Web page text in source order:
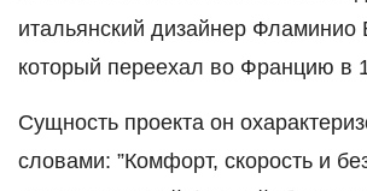
итальянский дизайнер Фламинио
который переехал во Францию в
Сущность проекта он
словами: ”Комфорт, скорость и